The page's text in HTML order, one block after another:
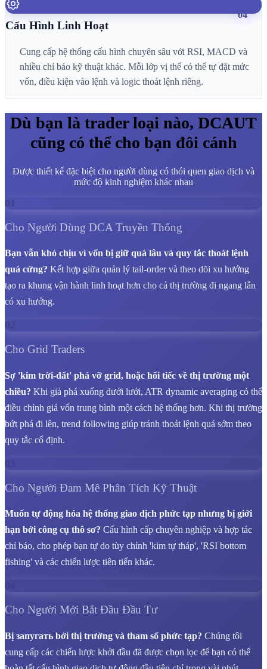
04
Cấu Hình Linh Hoạt
Cung cấp hệ thống cấu hình chuyên sâu với RSI, MACD và
nhiều chỉ báo kỹ thuật khác. Mỗi lớp vị thế có thể tự đặt mức
vốn, điều kiện vào lệnh và logic thoát lệnh riêng.
Dù bạn là trader loại nào, DCAUT
cũng có thể cho bạn đôi cánh
Được thiết kế đặc biệt cho người dùng có thói quen giao dịch và
mức độ kinh nghiệm khác nhau
01
Cho Người Dùng DCA Truyền Thống
Bạn vẫn khó chịu vì vốn bị giữ quá lâu và quy tắc thoát lệnh
quá cứng? Kết hợp giữa quản lý tail-order và theo dõi xu hướng
tạo ra khung vận hành linh hoạt hơn cho cả thị trường đi ngang lẫn
có xu hướng.
02
Cho Grid Traders
Sợ 'kim trời-đất' phá vỡ grid, hoặc hối tiếc về thị trường một
chiều? Khi giá phá xuống dưới lưới, ATR dynamic averaging có thể
điều chỉnh giá vốn trung bình một cách hệ thống hơn. Khi thị trường
bứt phá đi lên, trend following giúp tránh thoát lệnh quá sớm theo
quy tắc cố định.
03
Cho Người Đam Mê Phân Tích Kỹ Thuật
Muốn tự động hóa hệ thống giao dịch phức tạp nhưng bị giới
hạn bởi công cụ thô sơ? Cấu hình cấp chuyên nghiệp và hợp tác
chỉ báo, cho phép bạn tự do tùy chỉnh 'kim tự tháp', 'RSI bottom
fishing' và các chiến lược tiên tiến khác.
Cho Người Mới Bắt Đầu Đầu Tư
Bị запугать bởi thị trường và tham số phức tạp? Chúng tôi
cung cấp các chiến lược khởi đầu đã được chọn lọc để bạn có thể